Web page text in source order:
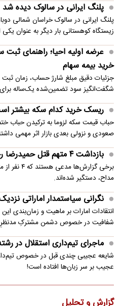
پلنگ ایرانی در سالوک دیده شد
پلنگ ایرانی در سالوک خراسان شمالی
زیستگاه کوهستانی بار دیگر به عنوان یکی
عرضه اولیه احیا؛ راهنمای ثبت
خرید بیمه سهام
جزئیات دقیق مبلغ شارژ حساب، زمان
شگفت‌انگیز سود تضمین‌شده یک‌ساله
ریسک خرید کدام سکه بیشتر
حباب قیمت سکه لزوما به ترکیدن حباب
صعودی و نزولی بعدی بازار اثر مهمی
بازداشت ۴ متهم قتل حمیدرضا رجب‌زاده
برخی
مداح، دستگیر شده‌اند.
نگرانی سیاستمدار اماراتی
انتقادات امارات بر ماهیت و زمان‌بندی
شفافیت در خصوص دشمن مشترکِ مدنظرِ
ماجرای تیم‌داری استقلال در
شایعه عجیبی چندی قبل در خصوص
عجیب بر سر زبان‌ها افتاده است!